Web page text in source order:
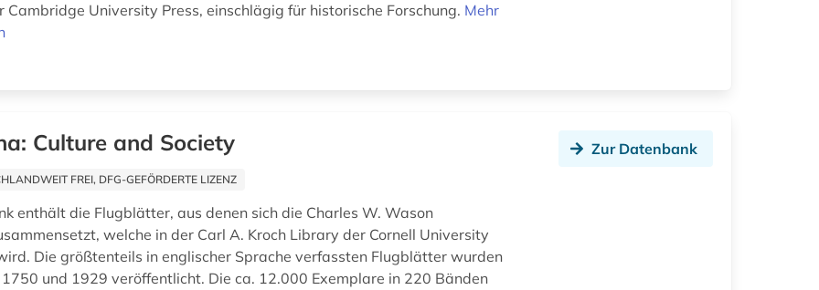
Cambridge University Press, einschlägig für historische Forschung. Mehr
Culture and Society
FREI, DFG-GEFÖRDERTE LIZENZ
enthält die Flugblätter, aus denen sich die Charles W. Wason
welche in der Carl A. Kroch Library der Cornell University
Die größtenteils in englischer Sprache verfassten Flugblätter wurden
und 1929 veröffentlicht. Die ca. 12.000 Exemplare in 220 Bänden
Zur Datenbank